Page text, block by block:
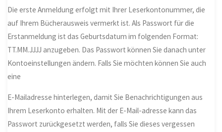
Die erste Anmeldung erfolgt mit Ihrer Leserkontonummer, die
auf Ihrem Bücherausweis vermerkt ist. Als Passwort für die
Erstanmeldung ist das Geburtsdatum im folgenden Format:
TT.MM.JJJJ anzugeben. Das Passwort können Sie danach unter
Kontoeinstellungen ändern. Falls Sie möchten können Sie auch
eine
E-Mailadresse hinterlegen, damit Sie Benachrichtigungen aus
Ihrem Leserkonto erhalten. Mit der E-Mail-adresse kann das
Passwort zurückgesetzt werden, falls Sie dieses vergessen